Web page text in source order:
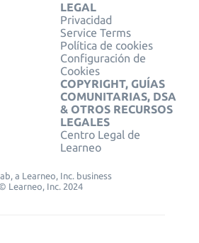
LEGAL
Privacidad
Service Terms
Política de cookies
Configuración de
Cookies
COPYRIGHT, GUÍAS
COMUNITARIAS, DSA
& OTROS RECURSOS
LEGALES
Centro Legal de
Learneo
a Learneo, Inc. business
© Learneo, Inc. 2024